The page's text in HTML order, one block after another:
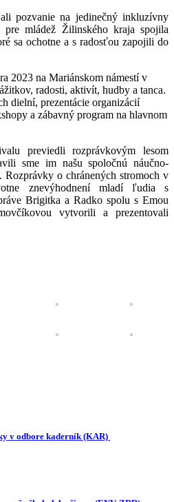
pozvanie na jedinečný inkluzívny
mládež Žilinského kraja spojila
sa ochotne a s radosťou zapojili do
2023 na Mariánskom námestí v
radosti, aktivít, hudby a tanca.
dielní, prezentácie organizácií
a zábavný program na hlavnom
previedli rozprávkovým lesom
sme im našu spoločnú náučno-
o chránených stromoch v
znevýhodnení mladí ľudia s
Brigitka a Radko spolu s Emou
vytvorili a prezentovali
v odbore kaderník (KAR)